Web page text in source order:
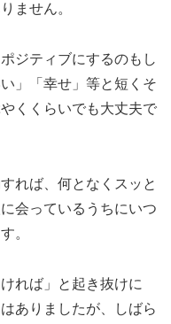
ません。
ジティブにするのもし
」「幸せ」等と短くそ
くくらいでも大丈夫で
れば、何となくスッと
会っているうちにいつ
。
れば」と起き抜けに
ありましたが、しばら